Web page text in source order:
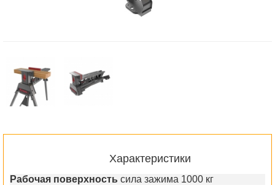
Характеристики
Рабочая поверхность сила зажима 1000 кг